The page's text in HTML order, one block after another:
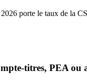
porte le taux de la
titres, PEA ou